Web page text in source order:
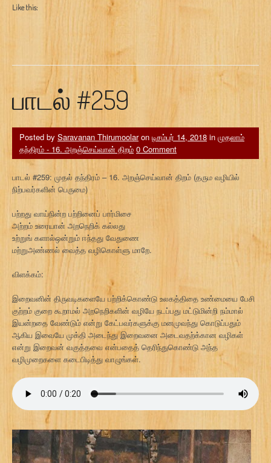
Like this:
பாடல் #259
Posted by Saravanan Thirumoolaron டிசம்பர் 14, 2018 in முதலாம்
தந்திரம் - 16. அறஞ்செய்வான் திறம் 0 Comment
பாடல் #259: முதல் தந்திரம் – 16. அறஞ்செய்வான் திறம் (தரும வழியில்
நிற்பவர்களின் பெருமை)
பற்றது வாய்நின்ற பற்றினைப் பார்மிசை
அற்றம் உரையான் அறநெறிக் கல்லது
உற்றுங் களால்ஒன்றும் ஈந்தது வேதுணை
மற்றுஅண்ணல் வைத்த வழிகொள்ளு மாறே.
விளக்கம்:
இறைவனின் திருவடிகளையே பற்றிக்கொண்டு உலகத்திதை உண்மையை பேசி
குற்றம் குறை கூறாமல் அறநெறிகளின் வழியே நடப்பது மட்டுமின்றி நம்மால்
இயன்றதை வேண்டும் என்று கேட்பவர்களுக்கு மனமுவந்து கொடுப்பதும்
ஆகிய இவையே முக்தி அடைந்து இறைவனை அடைவதற்க்கான வழிகள்
என்று இறைவன் வகுத்தவை என்பதைத் தெரிந்துகொண்டு அந்த
வழிமுறைகளை கடைபிடித்து வாழுங்கள்.